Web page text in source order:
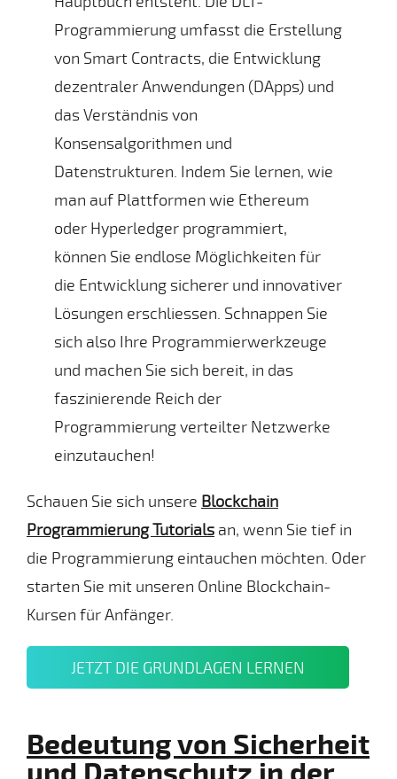
Programmierung umfasst die Erstellung
von Smart Contracts, die Entwicklung
dezentraler Anwendungen (DApps) und
das Verständnis von
Konsensalgorithmen und
Datenstrukturen. Indem Sie lernen, wie
man auf Plattformen wie Ethereum
oder Hyperledger programmiert,
können Sie endlose Möglichkeiten für
die Entwicklung sicherer und innovativer
Lösungen erschliessen. Schnappen Sie
sich also Ihre Programmierwerkzeuge
und machen Sie sich bereit, in das
faszinierende Reich der
Programmierung verteilter Netzwerke
einzutauchen!
Schauen Sie sich unsere Blockchain
Programmierung Tutorials an, wenn Sie tief in
die Programmierung eintauchen möchten. Oder
starten Sie mit unseren Online Blockchain-
Kursen für Anfänger.
JETZT DIE GRUNDLAGEN LERNEN
Bedeutung von Sicherheit